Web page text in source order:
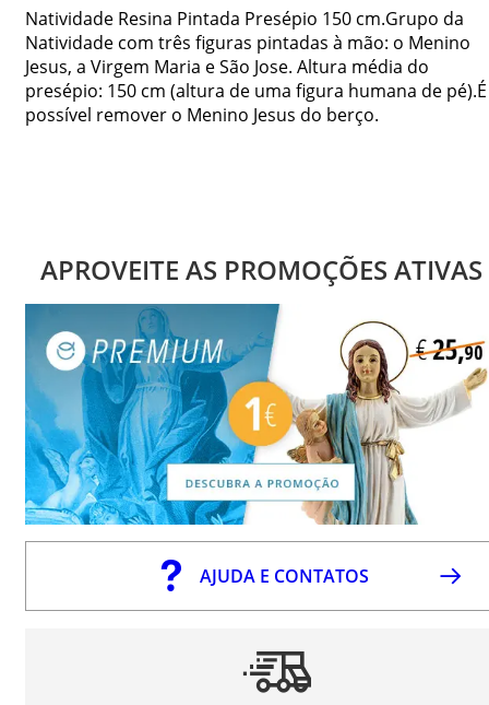
Natividade Resina Pintada Presépio 150 cm.Grupo da
Natividade com três figuras pintadas à mão: o Menino
Jesus, a Virgem Maria e São Jose. Altura média do
presépio: 150 cm (altura de uma figura humana de pé).É
possível remover o Menino Jesus do berço.
APROVEITE AS PROMOÇÕES ATIVAS
AJUDA E CONTATOS